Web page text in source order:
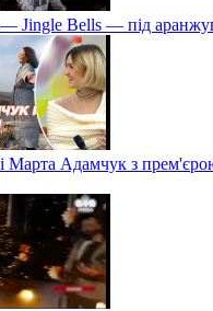
— Jingle Bells — під
і Марта Адамчук з